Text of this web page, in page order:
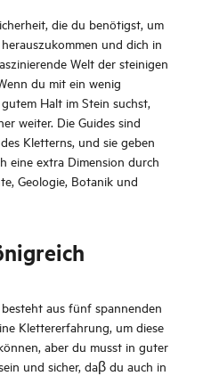
die du benötigst, um
und dich in
Welt der steinigen
du mit ein wenig
Halt im Stein suchst,
weiter. Die Guides sind
Kletterns, und sie geben
eine extra Dimension durch
Geologie, Botanik und
aus fünf spannenden
Klettererfahrung, um diese
aber du musst in guter
und sicher, daβ du auch in